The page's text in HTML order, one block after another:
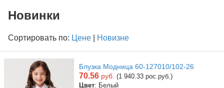
Новинки
Сортировать по: Цене Новизне
Блузка Модница 60-127010/102-26
70.56 руб. (1 940.33 рос.руб.)
Цвет: Белый